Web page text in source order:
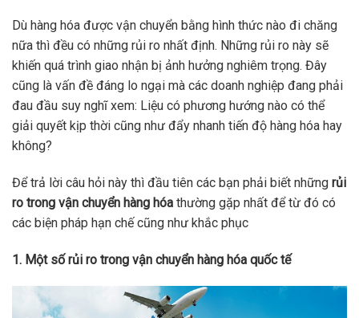
Dù hàng hóa được vận chuyển bằng hình thức nào đi chăng
nữa thì đều có những rủi ro nhất định. Những rủi ro này sẽ
khiến quá trình giao nhận bị ảnh hưởng nghiêm trọng. Đây
cũng là vấn đề đáng lo ngại mà các doanh nghiệp đang phải
đau đầu suy nghĩ xem: Liệu có phương hướng nào có thể
giải quyết kịp thời cũng như đẩy nhanh tiến độ hàng hóa hay
không?
Để trả lời câu hỏi này thì đầu tiên các bạn phải biết những rủi
ro trong vận chuyển hàng hóa thường gặp nhất để từ đó có
các biện pháp hạn chế cũng như khắc phục
1. Một số rủi ro trong vận chuyển hàng hóa quốc tế